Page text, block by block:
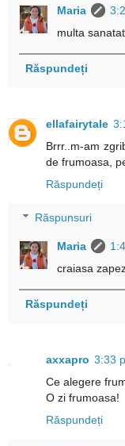
Maria
multa
Răspundeți
ellafairytale
Brrr..m-am
de frumoasa,
Răspundeți
Răspunsuri
Maria
craiasa
Răspundeți
axxapro 3:33
Ce alegere
O zi frumoasa!
Răspundeți